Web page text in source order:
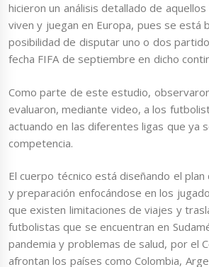
hicieron un análisis detallado de
viven y juegan en Europa, pues se está
posibilidad de disputar uno o dos
fecha FIFA de septiembre en dicho
Como parte de este estudio,
evaluaron, mediante video, a los
actuando en las diferentes ligas que ya
competencia.
El cuerpo técnico está diseñando el
y preparación enfocándose en los
que existen limitaciones de viajes y
futbolistas que se encuentran en
pandemia y problemas de salud, por el
afrontan los países como Colombia,